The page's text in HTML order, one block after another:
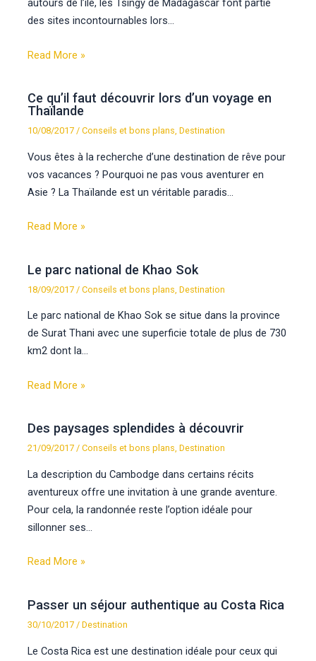
autours de l’ile, les Tsingy de Madagascar font partie
des sites incontournables lors…
Read More »
Ce qu’il faut découvrir lors d’un voyage en
Thaïlande
10/08/2017/Conseils et bons plans,Destination
Vous êtes à la recherche d’une destination de rêve pour
vos vacances ? Pourquoi ne pas vous aventurer en
Asie ? La Thaïlande est un véritable paradis…
Read More »
Le parc national de Khao Sok
18/09/2017 /Conseils et bons plans ,Destination
Le parc national de Khao Sok se situe dans la province
de Surat Thani avec une superficie totale de plus de 730
km2 dont la…
Read More »
Des paysages splendides à découvrir
21/09/2017/Conseils et bons plans,Destination
La description du Cambodge dans certains récits
aventureux offre une invitation à une grande aventure.
Pour cela, la randonnée reste l’option idéale pour
sillonner ses…
Read More »
Passer un séjour authentique au Costa Rica
30/10/2017/Destination
Le Costa Rica est une destination idéale pour ceux qui